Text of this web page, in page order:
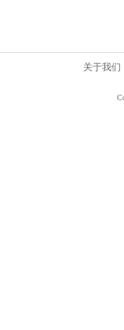
关于我们